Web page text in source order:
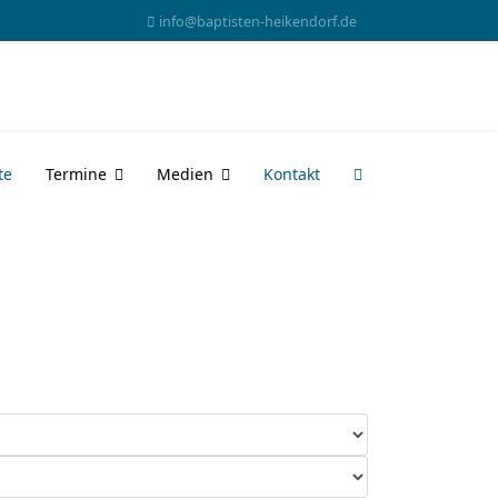
info@baptisten-heikendorf.de
Termine Medien Kontakt